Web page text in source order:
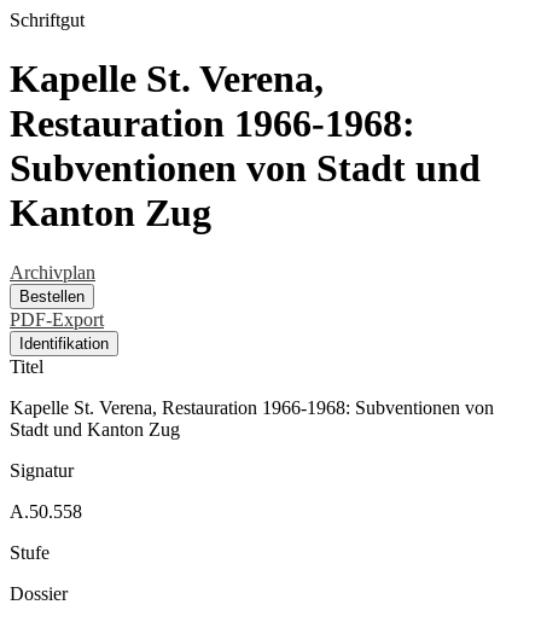
Schriftgut
Kapelle St. Verena,
Restauration 1966-1968:
Subventionen von Stadt und
Kanton Zug
Archivplan
Bestellen
PDF-Export
Identifikation
Titel
Kapelle St. Verena, Restauration 1966-1968: Subventionen von
Stadt und Kanton Zug
Signatur
A.50.558
Stufe
Dossier